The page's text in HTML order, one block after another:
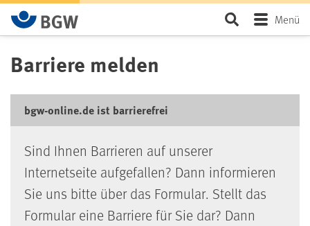
Zum Hauptinhalt springen SeiteMenü
Barriere melden
bgw-online.de ist barrierefrei
Sind Ihnen Barrieren auf unserer
Internetseite aufgefallen? Dann informieren
Sie uns bitte über das Formular. Stellt das
Formular eine Barriere für Sie dar? Dann